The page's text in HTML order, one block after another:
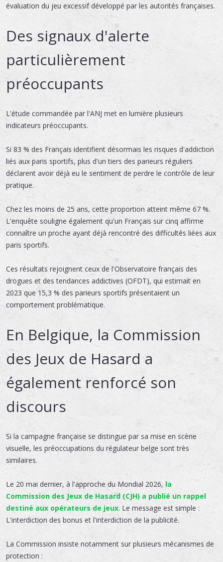
évaluation du jeu excessif développé par les autorités françaises.
Des signaux d'alerte
particulièrement
préoccupants
L'étude commandée par l'ANJ met en lumière plusieurs
indicateurs préoccupants.
Si 83 % des Français identifient désormais les risques d'addiction
liés aux paris sportifs, plus d'un tiers des parieurs réguliers
déclarent avoir déjà eu le sentiment de perdre le contrôle de leur
pratique.
Chez les moins de 25 ans, cette proportion atteint même 67 %.
L'enquête souligne également qu'un Français sur cinq affirme
connaître un proche ayant déjà rencontré des difficultés liées aux
paris sportifs.
Ces résultats rejoignent ceux de l'Observatoire français des
drogues et des tendances addictives (OFDT), qui estimait en
2023 que 15,3 % des parieurs sportifs présentaient un
comportement problématique.
En Belgique, la Commission
des Jeux de Hasard a
également renforcé son
discours
Si la campagne française se distingue par sa mise en scène
visuelle, les préoccupations du régulateur belge sont très
similaires.
Le 20 mai dernier, à l'approche du Mondial 2026, la
Commission des Jeux de Hasard (CJH) a publié un rappel
destiné aux opérateurs de jeux. Le message est simple :
L'interdiction des bonus et l'interdiction de la publicité.
La Commission insiste notamment sur plusieurs mécanismes de
protection :